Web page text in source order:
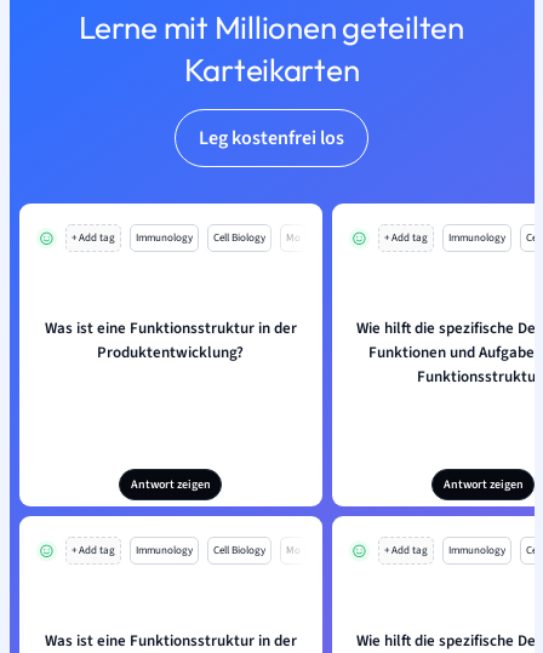
Lerne mit Millionen geteilten
Karteikarten
Leg kostenfrei los
+ Add tag Immunology Cell Biology Mo
Was ist eine Funktionsstruktur in der
Produktentwicklung?
Antwort zeigen
+ Add tag Immunology
Wie hilft die spezifische
Funktionen und
Antwort zeigen
+ Add tag Immunology Cell Biology Mo
Was ist eine Funktionsstruktur in der
+ Add tag Immunology
Wie hilft die spezifische